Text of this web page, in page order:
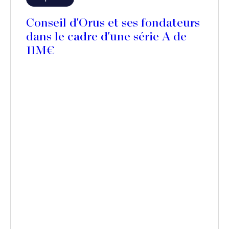
Conseil d'Orus et ses fondateurs
dans le cadre d'une série A de
11M€